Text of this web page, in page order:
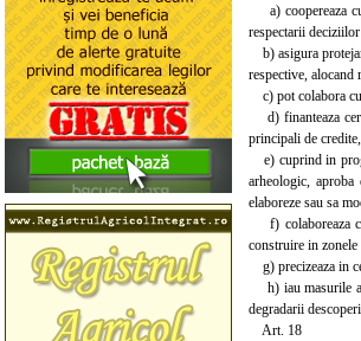
a) coopereaza
respectarii deciziilor
b) asigura
respective, alocand
c) pot colabora
d) finanteaza
principali de
e) cuprind in
arheologic,
elaboreze sau sa
f) colaboreaza
construire in
g) precizeaza in
h) iau masurile
degradarii
Art. 18